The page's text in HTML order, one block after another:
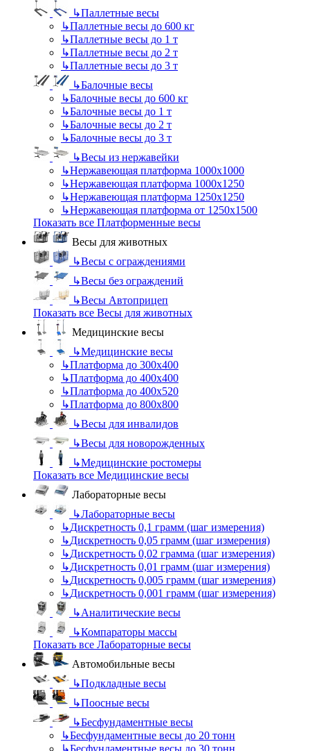
↳Паллетные весы
↳Паллетные весы до 600 кг
↳Паллетные весы до 1 т
↳Паллетные весы до 2 т
↳Паллетные весы до 3 т
↳Балочные весы
↳Балочные весы до 600 кг
↳Балочные весы до 1 т
↳Балочные весы до 2 т
↳Балочные весы до 3 т
↳Весы из нержавейки
↳Нержавеющая платформа 1000х1000
↳Нержавеющая платформа 1000х1250
↳Нержавеющая платформа 1250х1250
↳Нержавеющая платформа от 1250х1500
Показать все Платформенные весы
Весы для животных
↳Весы с ограждениями
↳Весы без ограждений
↳Весы Автоприцеп
Показать все Весы для животных
Медицинские весы
↳Медицинские весы
↳Платформа до 300х400
↳Платформа до 400х400
↳Платформа до 400х520
↳Платформа до 800х800
↳Весы для инвалидов
↳Весы для новорожденных
↳Медицинские ростомеры
Показать все Медицинские весы
Лабораторные весы
↳Лабораторные весы
↳Дискретность 0,1 грамм (шаг измерения)
↳Дискретность 0,05 грамм (шаг измерения)
↳Дискретность 0,02 грамма (шаг измерения)
↳Дискретность 0,01 грамм (шаг измерения)
↳Дискретность 0,005 грамм (шаг измерения)
↳Дискретность 0,001 грамм (шаг измерения)
↳Аналитические весы
↳Компараторы массы
Показать все Лабораторные весы
Автомобильные весы
↳Подкладные весы
↳Поосные весы
↳Бесфундаментные весы
↳Бесфундаментные весы до 20 тонн
↳Бесфундаментные весы до 30 тонн